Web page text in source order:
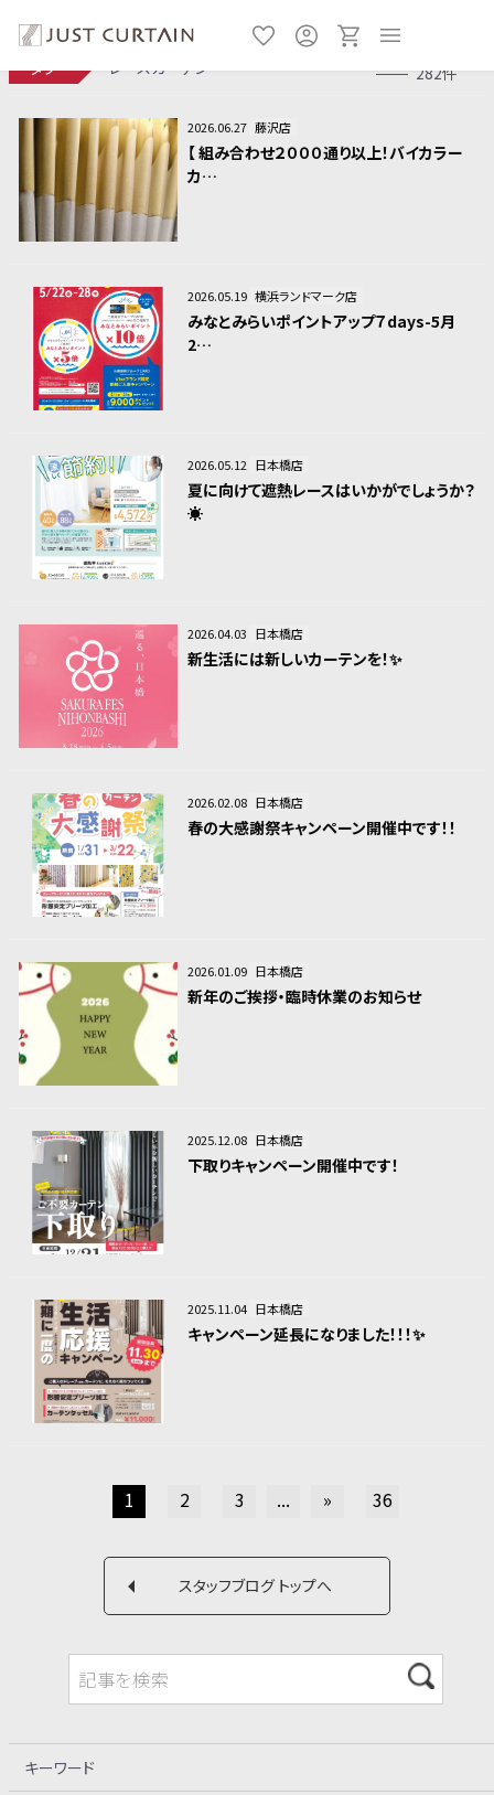
タグ レースカーテン 282件
2026.06.27 藤沢店
【 組み合わせ２０００通り以上！バイカラー
カ…
2026.05.19 横浜ランドマーク店
みなとみらいポイントアップ７days-5月
2…
2026.05.12 日本橋店
夏に向けて遮熱レースはいかがでしょうか？
☀️
2026.04.03 日本橋店
新生活には新しいカーテンを！✨
2026.02.08 日本橋店
春の大感謝祭キャンペーン開催中です！！
2026.01.09 日本橋店
新年のご挨拶・臨時休業のお知らせ
2025.12.08 日本橋店
下取りキャンペーン開催中です！
2025.11.04 日本橋店
キャンペーン延長になりました！！！✨
1 2 3 ... » 36
スタッフブログ トップへ
キーワード